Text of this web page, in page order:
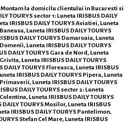
Montam la domicilu clientului in Bucuresti si
TOURYS sector 1: Luneta IRISBUS DAILY
IRISBUS DAILY TOURYS Aviatiei, Luneta
Luneta IRISBUS DAILY TOURYS
DAILY TOURYS Damaroaia, Luneta
Luneta IRISBUS DAILY TOURYS
DAILY TOURYS Gara de Nord, Luneta
Luneta IRISBUS DAILY TOURYS
TOURYS Floreasca, Luneta IRISBUS
IRISBUS DAILY TOURYS Pipera, Luneta
Luneta IRISBUS DAILY TOURYS
DAILY TOURYS sector 2: Luneta
Luneta IRISBUS DAILY TOURYS
TOURYS Mosilor, Luneta IRISBUS
IRISBUS DAILY TOURYS Pantelimon,
Stefan Cel Mare, Luneta IRISBUS